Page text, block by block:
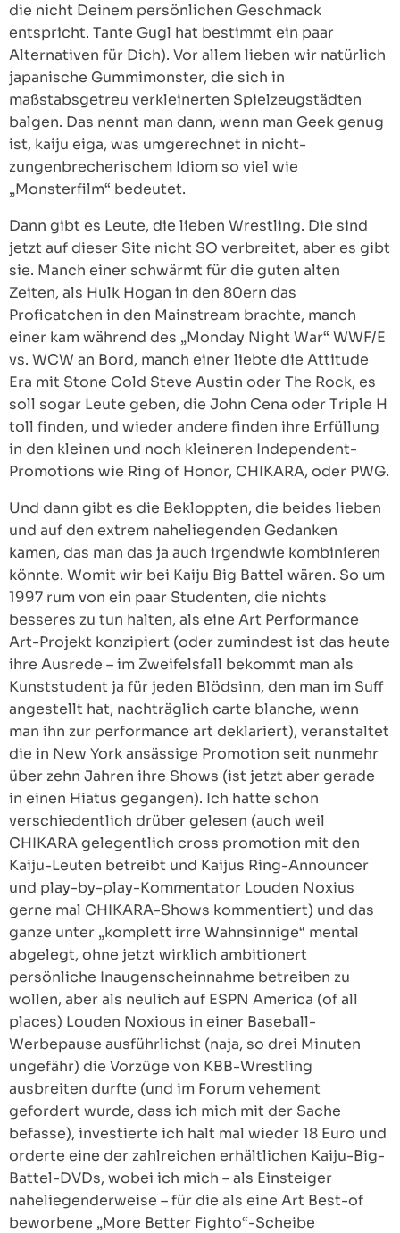
die nicht Deinem persönlichen Geschmack
entspricht. Tante Gugl hat bestimmt ein paar
Alternativen für Dich). Vor allem lieben wir natürlich
japanische Gummimonster, die sich in
maßstabsgetreu verkleinerten Spielzeugstädten
balgen. Das nennt man dann, wenn man Geek genug
ist, kaiju eiga, was umgerechnet in nicht-
zungenbrecherischem Idiom so viel wie
„Monsterfilm“ bedeutet.
Dann gibt es Leute, die lieben Wrestling. Die sind
jetzt auf dieser Site nicht SO verbreitet, aber es gibt
sie. Manch einer schwärmt für die guten alten
Zeiten, als Hulk Hogan in den 80ern das
Proficatchen in den Mainstream brachte, manch
einer kam während des „Monday Night War“ WWF/E
vs. WCW an Bord, manch einer liebte die Attitude
Era mit Stone Cold Steve Austin oder The Rock, es
soll sogar Leute geben, die John Cena oder Triple H
toll finden, und wieder andere finden ihre Erfüllung
in den kleinen und noch kleineren Independent-
Promotions wie Ring of Honor, CHIKARA, oder PWG.
Und dann gibt es die Bekloppten, die beides lieben
und auf den extrem naheliegenden Gedanken
kamen, das man das ja auch irgendwie kombinieren
könnte. Womit wir bei Kaiju Big Battel wären. So um
1997 rum von ein paar Studenten, die nichts
besseres zu tun halten, als eine Art Performance
Art-Projekt konzipiert (oder zumindest ist das heute
ihre Ausrede – im Zweifelsfall bekommt man als
Kunststudent ja für jeden Blödsinn, den man im Suff
angestellt hat, nachträglich carte blanche, wenn
man ihn zur performance art deklariert), veranstaltet
die in New York ansässige Promotion seit nunmehr
über zehn Jahren ihre Shows (ist jetzt aber gerade
in einen Hiatus gegangen). Ich hatte schon
verschiedentlich drüber gelesen (auch weil
CHIKARA gelegentlich cross promotion mit den
Kaiju-Leuten betreibt und Kaijus Ring-Announcer
und play-by-play-Kommentator Louden Noxius
gerne mal CHIKARA-Shows kommentiert) und das
ganze unter „komplett irre Wahnsinnige“ mental
abgelegt, ohne jetzt wirklich ambitionert
persönliche Inaugenscheinnahme betreiben zu
wollen, aber als neulich auf ESPN America (of all
places) Louden Noxious in einer Baseball-
Werbepause ausführlichst (naja, so drei Minuten
ungefähr) die Vorzüge von KBB-Wrestling
ausbreiten durfte (und im Forum vehement
gefordert wurde, dass ich mich mit der Sache
befasse), investierte ich halt mal wieder 18 Euro und
orderte eine der zahlreichen erhältlichen Kaiju-Big-
Battel-DVDs, wobei ich mich – als Einsteiger
naheliegenderweise – für die als eine Art Best-of
beworbene „More Better Fighto“-Scheibe